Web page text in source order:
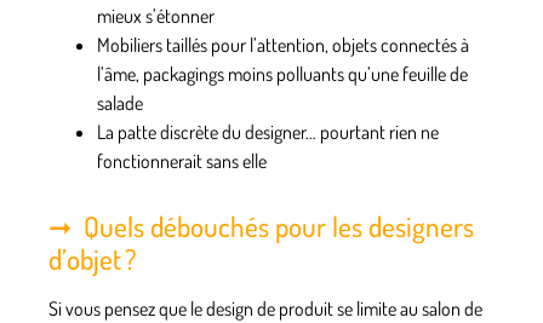
mieux s’étonner
Mobiliers taillés pour l’attention, objets connectés à
l’âme, packagings moins polluants qu’une feuille de
salade
La patte discrète du designer… pourtant rien ne
fonctionnerait sans elle
Quels débouchés pour les designers
d’objet ?
Si vous pensez que le design de produit se limite au salon de